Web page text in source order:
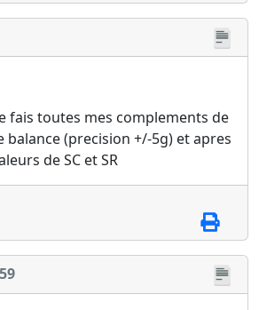
fais toutes mes complements de
balance (precision +/-5g) et apres
de SC et SR